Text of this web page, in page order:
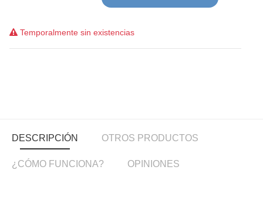
Temporalmente sin existencias
DESCRIPCIÓN OTROS PRODUCTOS
¿CÓMO FUNCIONA? OPINIONES